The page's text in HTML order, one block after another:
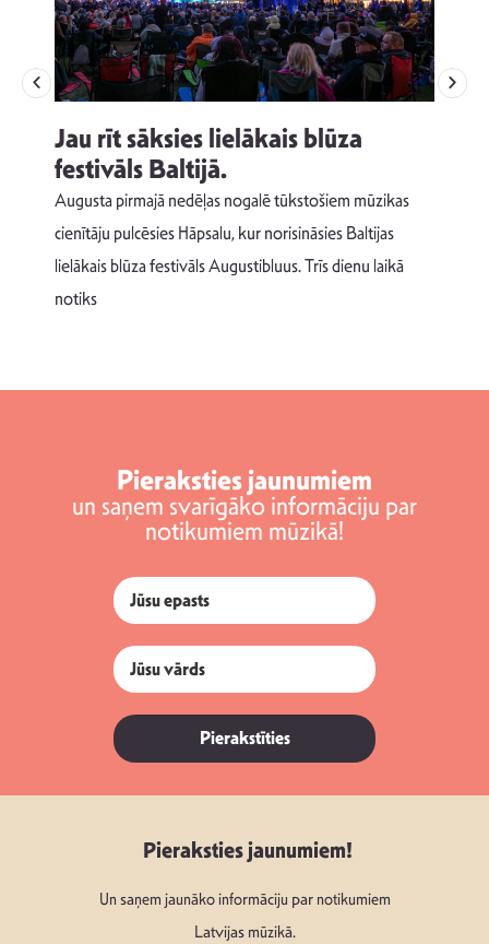
Jau rīt sāksies lielākais blūza
festivāls Baltijā.
Augusta pirmajā nedēļas nogalē tūkstošiem mūzikas
cienītāju pulcēsies Hāpsalu, kur norisināsies Baltijas
lielākais blūza festivāls Augustibluus. Trīs dienu laikā
notiks
Pieraksties jaunumiem
un saņem svarīgāko informāciju par
notikumiem mūzikā!
Pierakstīties
Pieraksties jaunumiem!
Un saņem jaunāko informāciju par notikumiem
Latvijas mūzikā.